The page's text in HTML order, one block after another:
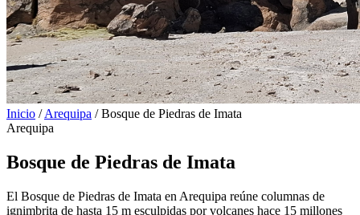
Inicio / Arequipa / Bosque de Piedras de Imata
Arequipa
Bosque de Piedras de Imata
El Bosque de Piedras de Imata en Arequipa reúne columnas de
ignimbrita de hasta 15 m esculpidas por volcanes hace 15 millones